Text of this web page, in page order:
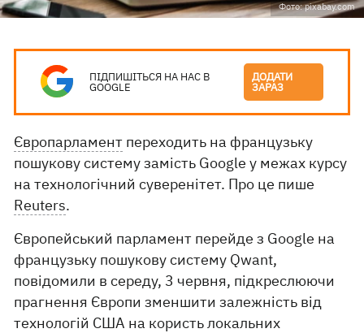
Фото: pixabay.com
ПІДПИШІТЬСЯ НА НАС В
GOOGLE
ДОДАТИ
ЗАРАЗ
Європарламент переходить на французьку
пошукову систему замість Google у межах курсу
на технологічний суверенітет. Про це пише
Reuters.
Європейський парламент перейде з Google на
французьку пошукову систему Qwant,
повідомили в середу, 3 червня, підкреслюючи
прагнення Європи зменшити залежність від
технологій США на користь локальних